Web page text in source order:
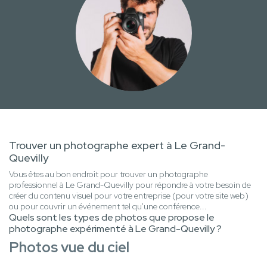
Trouver un photographe expert à Le Grand-
Quevilly
Vous êtes au bon endroit pour trouver un photographe
professionnel à Le Grand-Quevilly pour répondre à votre besoin de
créer du contenu visuel pour votre entreprise (pour votre site web)
ou pour couvrir un événement tel qu'une conférence...
Quels sont les types de photos que propose le
photographe expérimenté à Le Grand-Quevilly ?
Photos vue du ciel